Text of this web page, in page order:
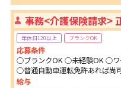
事務<介護保険請求>
年休日120以上 ブランクOK
応募条件
○ブランクOK ○未経験OK ○ワ
○普通自動車運転免許あれば尚
給与